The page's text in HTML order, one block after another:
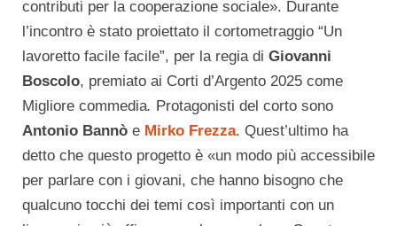
contributi per la cooperazione sociale». Durante
l’incontro è stato proiettato il cortometraggio “Un
lavoretto facile facile”, per la regia di Giovanni
Boscolo, premiato ai Corti d’Argento 2025 come
Migliore commedia. Protagonisti del corto sono
Antonio Bannò e Mirko Frezza. Quest’ultimo ha
detto che questo progetto è «un modo più accessibile
per parlare con i giovani, che hanno bisogno che
qualcuno tocchi dei temi così importanti con un